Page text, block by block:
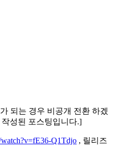
되는 경우 비공개 전환 하겠
성된 포스팅입니다.]
Q1Tdjo , 릴리즈